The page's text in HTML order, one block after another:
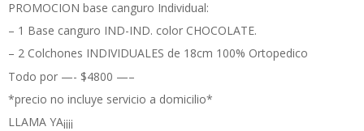
PROMOCION base canguro Individual:
– 1 Base canguro IND-IND. color CHOCOLATE.
– 2 Colchones INDIVIDUALES de 18cm 100% Ortopedico
Todo por —- $4800 —–
*precio no incluye servicio a domicilio*
LLAMA YA¡¡¡¡